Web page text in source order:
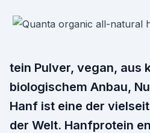
tein Pulver, vegan, aus
biologischem Anbau,
Hanf ist eine der
der Welt. Hanfprotein